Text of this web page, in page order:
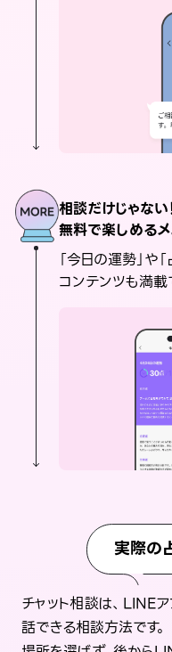
相談だけじゃない
無料で楽しめる
「今日の運勢」や
コンテンツも満載
実際の
チャット相談は、LINE
話できる相談方法です。